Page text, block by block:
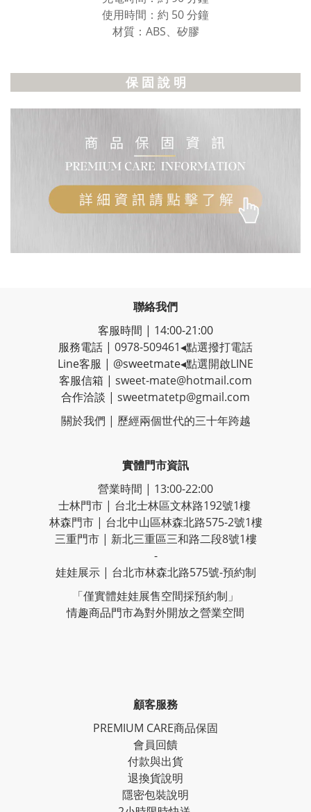
使用時間：約 50 分鐘
材質：ABS、矽膠
保 固 說 明
聯絡我們
客服時間 | 14:00-21:00
服務電話 | 0978-509461◂點選撥打電話
Line客服 | @sweetmate◂點選開啟LINE
客服信箱 | sweet-mate@hotmail.com
合作洽談 | sweetmatetp@gmail.com
關於我們 | 歷經兩個世代的三十年跨越
實體門市資訊
營業時間 | 13:00-22:00
士林門市 | 台北士林區文林路192號1樓
林森門市 | 台北中山區林森北路575-2號1樓
三重門市 | 新北三重區三和路二段8號1樓
-
娃娃展示 | 台北市林森北路575號-預約制
「僅實體娃娃展售空間採預約制」
情趣商品門市為對外開放之營業空間
顧客服務
PREMIUM CARE商品保固
會員回饋
付款與出貨
退換貨說明
隱密包裝說明